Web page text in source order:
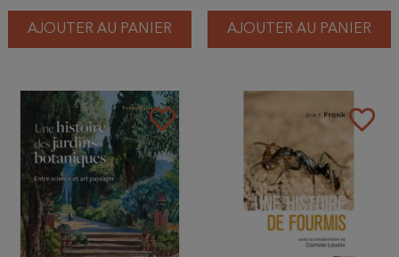
AJOUTER AU PANIER AJOUTER AU PANIER
favorite_border favorite_border